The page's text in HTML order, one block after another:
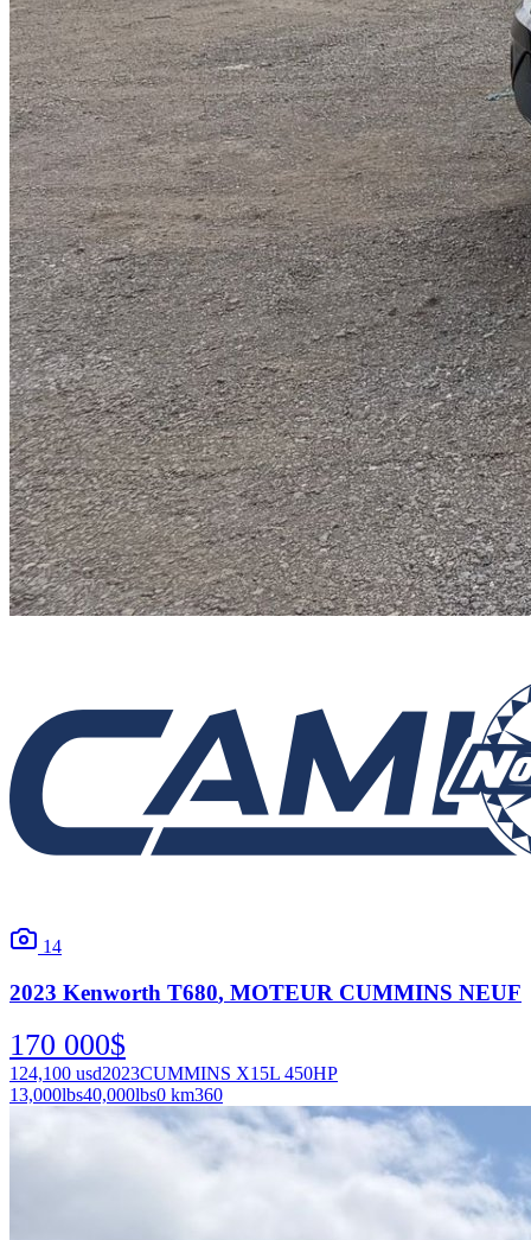
14
2023 Kenworth T680, MOTEUR CUMMINS NEUF
170 000$
124,100 usd2023CUMMINS X15L 450HP
13,000lbs40,000lbs0 km360